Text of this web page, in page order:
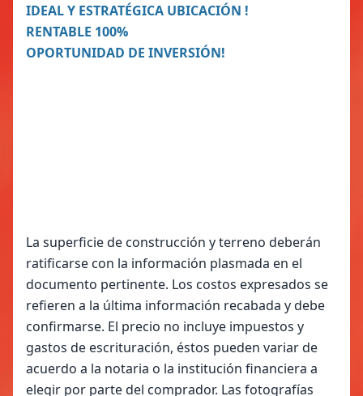
IDEAL Y ESTRATÉGICA UBICACIÓN !
RENTABLE 100%
OPORTUNIDAD DE INVERSIÓN!
La superficie de construcción y terreno deberán
ratificarse con la información plasmada en el
documento pertinente. Los costos expresados se
refieren a la última información recabada y debe
confirmarse. El precio no incluye impuestos y
gastos de escrituración, éstos pueden variar de
acuerdo a la notaria o la institución financiera a
elegir por parte del comprador. Las fotografías